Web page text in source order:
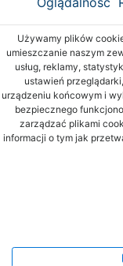
Używamy plików
umieszczanie naszym
usług, reklamy,
ustawień
urządzeniu końcowym i
bezpiecznego
zarządzać plikami
informacji o tym jak